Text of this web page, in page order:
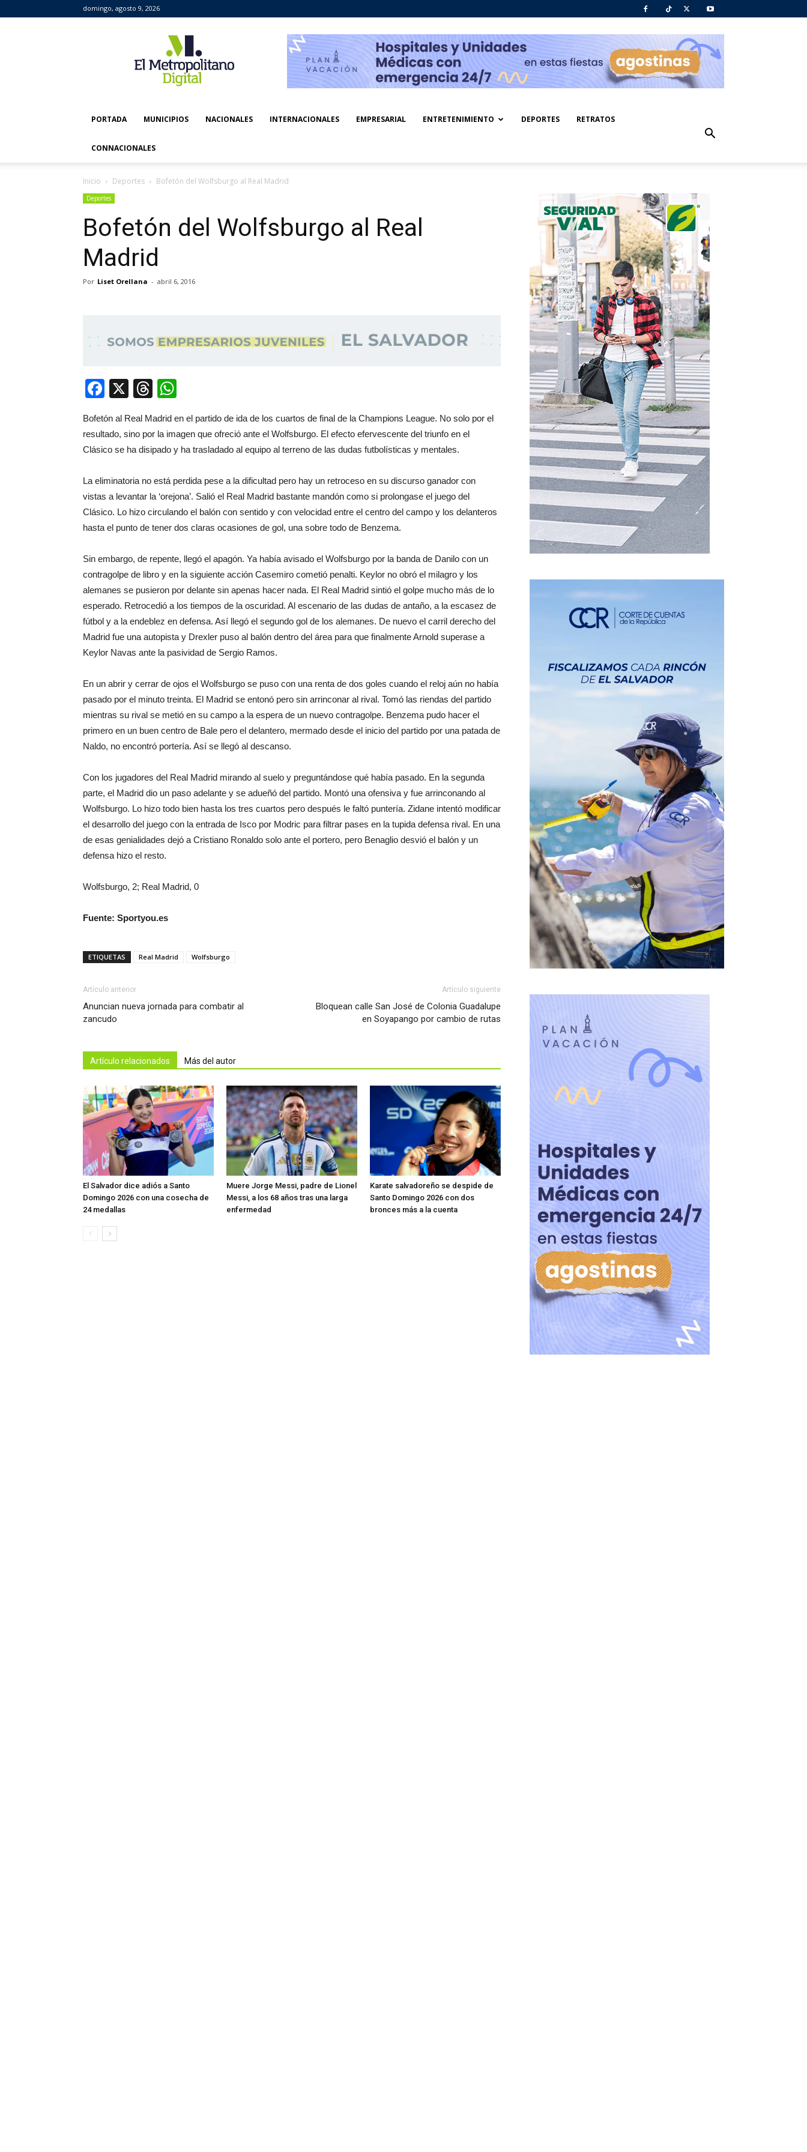
domingo, agosto 9, 2026
Metropolitano
Digital
PORTADA MUNICIPIOS NACIONALES INTERNACIONALES EMPRESARIAL ENTRETENIMIENTO DEPORTES RETRATOS
CONNACIONALES
Inicio Deportes Bofetón del Wolfsburgo al Real Madrid
Deportes
Bofetón del Wolfsburgo al Real
Madrid
Por Liset Orellana - abril 6, 2016
Facebook
X Threads
Bofetón al Real Madrid en el partido de ida de los cuartos de final de la Champions League. No solo por el
resultado, sino por la imagen que ofreció ante el Wolfsburgo. El efecto efervescente del triunfo en el
Clásico se ha disipado y ha trasladado al equipo al terreno de las dudas futbolísticas y mentales.
La eliminatoria no está perdida pese a la dificultad pero hay un retroceso en su discurso ganador con
vistas a levantar la ‘orejona’. Salió el Real Madrid bastante mandón como si prolongase el juego del
Clásico. Lo hizo circulando el balón con sentido y con velocidad entre el centro del campo y los delanteros
hasta el punto de tener dos claras ocasiones de gol, una sobre todo de Benzema.
Sin embargo, de repente, llegó el apagón. Ya había avisado el Wolfsburgo por la banda de Danilo con un
contragolpe de libro y en la siguiente acción Casemiro cometió penalti. Keylor no obró el milagro y los
alemanes se pusieron por delante sin apenas hacer nada. El Real Madrid sintió el golpe mucho más de lo
esperado. Retrocedió a los tiempos de la oscuridad. Al escenario de las dudas de antaño, a la escasez de
fútbol y a la endeblez en defensa. Así llegó el segundo gol de los alemanes. De nuevo el carril derecho del
Madrid fue una autopista y Drexler puso al balón dentro del área para que finalmente Arnold superase a
Keylor Navas ante la pasividad de Sergio Ramos.
En un abrir y cerrar de ojos el Wolfsburgo se puso con una renta de dos goles cuando el reloj aún no había
pasado por el minuto treinta. El Madrid se entonó pero sin arrinconar al rival. Tomó las riendas del partido
mientras su rival se metió en su campo a la espera de un nuevo contragolpe. Benzema pudo hacer el
primero en un buen centro de Bale pero el delantero, mermado desde el inicio del partido por una patada de
Naldo, no encontró portería. Así se llegó al descanso.
Con los jugadores del Real Madrid mirando al suelo y preguntándose qué había pasado. En la segunda
parte, el Madrid dio un paso adelante y se adueñó del partido. Montó una ofensiva y fue arrinconando al
Wolfsburgo. Lo hizo todo bien hasta los tres cuartos pero después le faltó puntería. Zidane intentó modificar
el desarrollo del juego con la entrada de Isco por Modric para filtrar pases en la tupida defensa rival. En una
de esas genialidades dejó a Cristiano Ronaldo solo ante el portero, pero Benaglio desvió el balón y un
defensa hizo el resto.
Wolfsburgo, 2; Real Madrid, 0
Fuente: Sportyou.es
ETIQUETAS Real Madrid Wolfsburgo
Artículo anterior
Anuncian nueva jornada para combatir al
zancudo
Artículo siguiente
Bloquean calle San José de Colonia Guadalupe
en Soyapango por cambio de rutas
Artículo relacionados Más del autor
El Salvador dice adiós a Santo
Domingo 2026 con una cosecha de
24 medallas
Muere Jorge Messi, padre de Lionel
Messi, a los 68 años tras una larga
enfermedad
Karate salvadoreño se despide de
Santo Domingo 2026 con dos
bronces más a la cuenta